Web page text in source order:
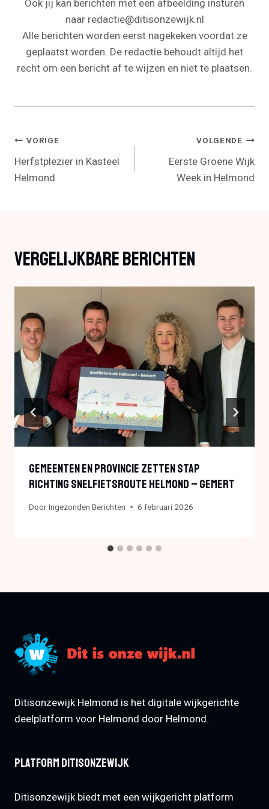
Ook jij kan berichten met een afbeelding insturen
naar redactie@ditisonzewijk.nl
Alle berichten worden eerst nagekeken voordat ze
geplaatst worden. De redactie behoudt altijd het
recht om een bericht af te wijzen en niet te plaatsen.
Bericht
Navigatie
VORIGE
Herfstplezier in Kasteel
Helmond
VOLGENDE
Eerste Groene Wijk
Week in Helmond
Vergelijkbare Berichten
Gemeenten En Provincie Zetten Stap
Richting Snelfietsroute Helmond – Gemert
DoorIngezonden Berichten 6 februari 2026
Ditisonzewijk Helmond is het digitale wijkgerichte
deelplatform voor Helmond door Helmond.
Platform Ditisonzewijk
Ditisonzewijk biedt met een wijkgericht platform